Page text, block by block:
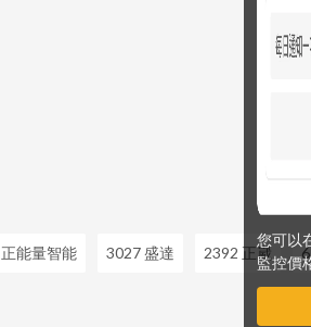
您可以
監控價
能量智能 3027 盛達 2392 正崴